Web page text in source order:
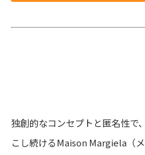
独創的なコンセプトと匿名性で
こし続けるMaison Margiela（メ